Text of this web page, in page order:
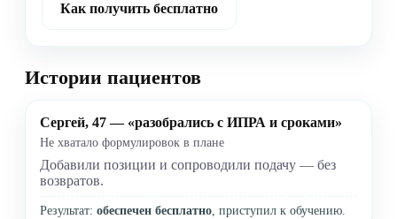
Как получить бесплатно
Истории пациентов
Сергей, 47 — «разобрались с ИПРА и сроками»
Не хватало формулировок в плане
Добавили позиции и сопроводили подачу — без
возвратов.
Результат: обеспечен бесплатно, приступил к обучению.